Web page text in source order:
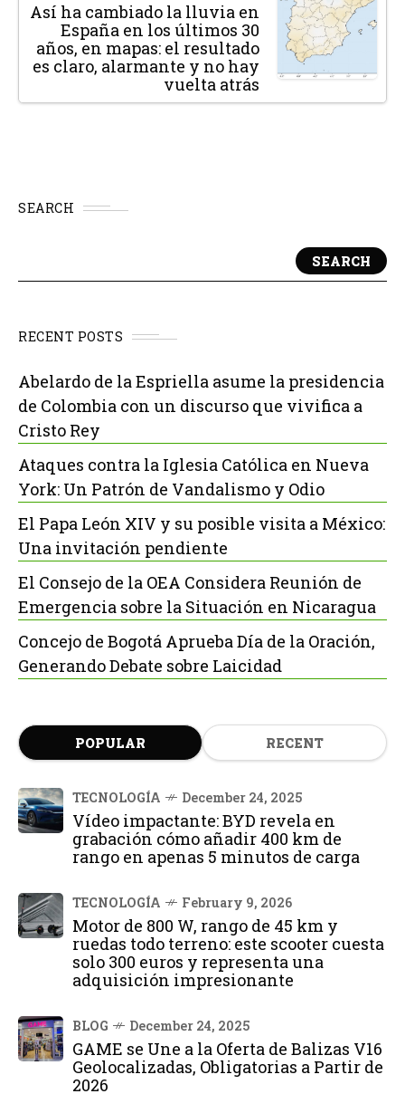
Así ha cambiado la lluvia en
España en los últimos 30
años, en mapas: el resultado
es claro, alarmante y no hay
vuelta atrás
SEARCH
SEARCH
RECENT POSTS
Abelardo de la Espriella asume la presidencia
de Colombia con un discurso que vivifica a
Cristo Rey
Ataques contra la Iglesia Católica en Nueva
York: Un Patrón de Vandalismo y Odio
El Papa León XIV y su posible visita a México:
Una invitación pendiente
El Consejo de la OEA Considera Reunión de
Emergencia sobre la Situación en Nicaragua
Concejo de Bogotá Aprueba Día de la Oración,
Generando Debate sobre Laicidad
POPULAR RECENT
TECNOLOGÍA December 24, 2025
Vídeo impactante: BYD revela en
grabación cómo añadir 400 km de
rango en apenas 5 minutos de carga
TECNOLOGÍA February 9, 2026
Motor de 800 W, rango de 45 km y
ruedas todo terreno: este scooter cuesta
solo 300 euros y representa una
adquisición impresionante
BLOG December 24, 2025
GAME se Une a la Oferta de Balizas V16
Geolocalizadas, Obligatorias a Partir de
2026